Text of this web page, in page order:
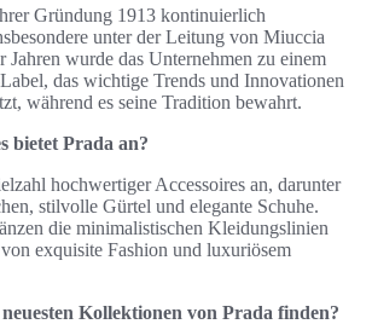
Gründung 1913 kontinuierlich
unter der Leitung von Miuccia
Jahren wurde das Unternehmen zu einem
das wichtige Trends und Innovationen
während es seine Tradition bewahrt.
bietet Prada an?
hochwertiger Accessoires an, darunter
stilvolle Gürtel und elegante Schuhe.
die minimalistischen Kleidungslinien
exquisite Fashion und luxuriösem
Kollektionen von Prada finden?